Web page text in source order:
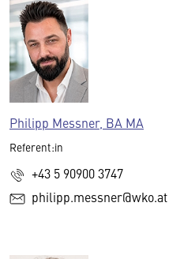
Philipp Messner, BA MA
Referent:in
+43 5 90900 3747
philipp.messner@wko.at